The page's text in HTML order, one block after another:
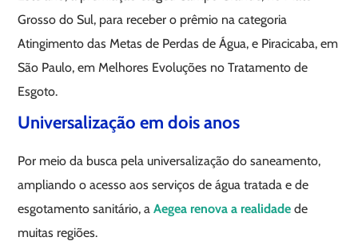
Grosso do Sul, para receber o prêmio na categoria
Atingimento das Metas de Perdas de Água, e Piracicaba, em
São Paulo, em Melhores Evoluções no Tratamento de
Esgoto.
Universalização em dois anos
Por meio da busca pela universalização do saneamento,
ampliando o acesso aos serviços de água tratada e de
esgotamento sanitário, aAegea renova a realidade de
muitas regiões.